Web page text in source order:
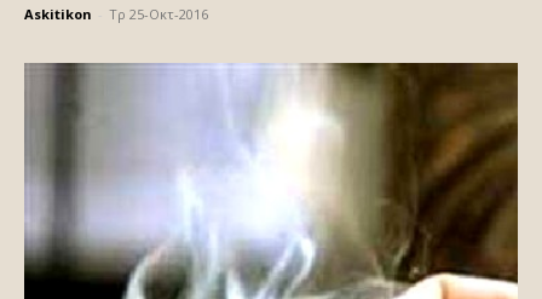
Askitikon Τρ 25-Οκτ-2016